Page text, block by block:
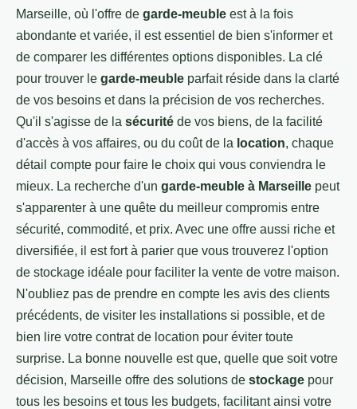
Marseille, où l'offre de garde-meuble est à la fois
abondante et variée, il est essentiel de bien s'informer et
de comparer les différentes options disponibles. La clé
pour trouver le garde-meuble parfait réside dans la clarté
de vos besoins et dans la précision de vos recherches.
Qu'il s'agisse de la sécurité de vos biens, de la facilité
d'accès à vos affaires, ou du coût de la location, chaque
détail compte pour faire le choix qui vous conviendra le
mieux. La recherche d'un garde-meuble à Marseille peut
s'apparenter à une quête du meilleur compromis entre
sécurité, commodité, et prix. Avec une offre aussi riche et
diversifiée, il est fort à parier que vous trouverez l'option
de stockage idéale pour faciliter la vente de votre maison.
N'oubliez pas de prendre en compte les avis des clients
précédents, de visiter les installations si possible, et de
bien lire votre contrat de location pour éviter toute
surprise. La bonne nouvelle est que, quelle que soit votre
décision, Marseille offre des solutions de stockage pour
tous les besoins et tous les budgets, facilitant ainsi votre